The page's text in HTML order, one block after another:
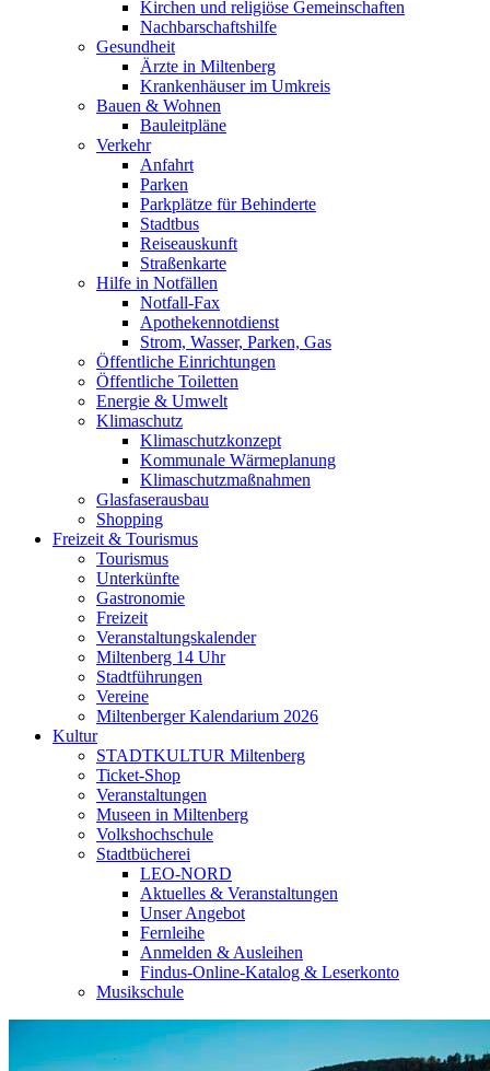
Kirchen und religiöse Gemeinschaften
Nachbarschaftshilfe
Gesundheit
Ärzte in Miltenberg
Krankenhäuser im Umkreis
Bauen & Wohnen
Bauleitpläne
Verkehr
Anfahrt
Parken
Parkplätze für Behinderte
Stadtbus
Reiseauskunft
Straßenkarte
Hilfe in Notfällen
Notfall-Fax
Apothekennotdienst
Strom, Wasser, Parken, Gas
Öffentliche Einrichtungen
Öffentliche Toiletten
Energie & Umwelt
Klimaschutz
Klimaschutzkonzept
Kommunale Wärmeplanung
Klimaschutzmaßnahmen
Glasfaserausbau
Shopping
Freizeit & Tourismus
Tourismus
Unterkünfte
Gastronomie
Freizeit
Veranstaltungskalender
Miltenberg 14 Uhr
Stadtführungen
Vereine
Miltenberger Kalendarium 2026
Kultur
STADTKULTUR Miltenberg
Ticket-Shop
Veranstaltungen
Museen in Miltenberg
Volkshochschule
Stadtbücherei
LEO-NORD
Aktuelles & Veranstaltungen
Unser Angebot
Fernleihe
Anmelden & Ausleihen
Findus-Online-Katalog & Leserkonto
Musikschule